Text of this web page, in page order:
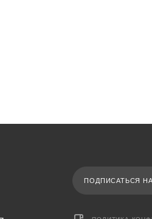
ПОДПИСАТЬСЯ